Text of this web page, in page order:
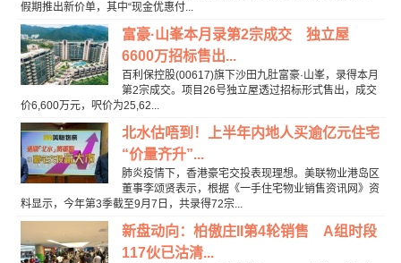
假期推出新价单，其中“现金优惠付...
富豪·山峯本月录第2宗成交 独立屋
6600万招标售出...
百利保控股(00617)旗下沙田九肚富豪·山峯，录得本月
第2宗成交。项目26号独立屋透过招标形式售出，成交
价6,600万元，呎价为25,62...
北水估唔到！上半年内地人买逾亿元住宅
“价量齐升”...
肺炎疫情下，香港豪宅交投表现理想。美联物业港岛区
董事李颂贤表示，根据《一手住宅物业销售资讯网》资
料显示，今年第3季截至9月7日，共录得72宗...
新盘动向：柏傲庄II第4轮销售 A组时段
117伙已沽清...